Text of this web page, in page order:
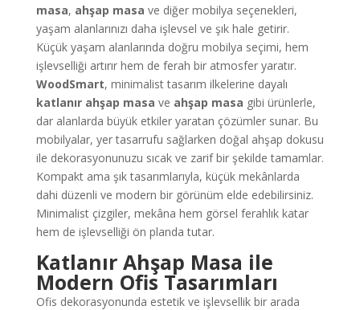
masa, ahşap masa ve diğer mobilya seçenekleri,
yaşam alanlarınızı daha işlevsel ve şık hale getirir.
Küçük yaşam alanlarında doğru mobilya seçimi, hem
işlevselliği artırır hem de ferah bir atmosfer yaratır.
WoodSmart, minimalist tasarım ilkelerine dayalı
katlanır ahşap masa ve ahşap masa gibi ürünlerle,
dar alanlarda büyük etkiler yaratan çözümler sunar. Bu
mobilyalar, yer tasarrufu sağlarken doğal ahşap dokusu
ile dekorasyonunuzu sıcak ve zarif bir şekilde tamamlar.
Kompakt ama şık tasarımlarıyla, küçük mekânlarda
dahi düzenli ve modern bir görünüm elde edebilirsiniz.
Minimalist çizgiler, mekâna hem görsel ferahlık katar
hem de işlevselliği ön planda tutar.
Katlanır Ahşap Masa ile
Modern Ofis Tasarımları
Ofis dekorasyonunda estetik ve işlevsellik bir arada